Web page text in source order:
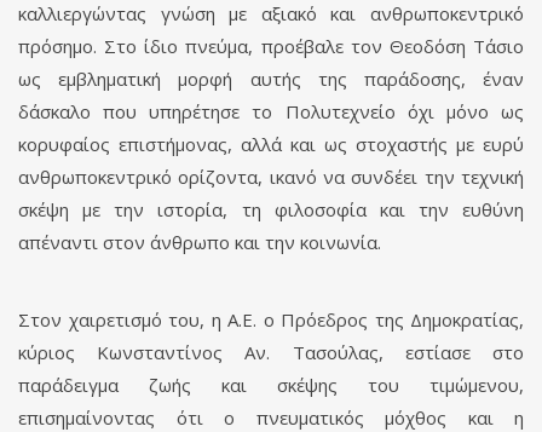
καλλιεργώντας γνώση με αξιακό και ανθρωποκεντρικό
πρόσημο. Στο ίδιο πνεύμα, προέβαλε τον Θεοδόση Τάσιο
ως εμβληματική μορφή αυτής της παράδοσης, έναν
δάσκαλο που υπηρέτησε το Πολυτεχνείο όχι μόνο ως
κορυφαίος επιστήμονας, αλλά και ως στοχαστής με ευρύ
ανθρωποκεντρικό ορίζοντα, ικανό να συνδέει την τεχνική
σκέψη με την ιστορία, τη φιλοσοφία και την ευθύνη
απέναντι στον άνθρωπο και την κοινωνία.
Στον χαιρετισμό του, η Α.Ε. ο Πρόεδρος της Δημοκρατίας,
κύριος Κωνσταντίνος Αν. Τασούλας, εστίασε στο
παράδειγμα ζωής και σκέψης του τιμώμενου,
επισημαίνοντας ότι ο πνευματικός μόχθος και η